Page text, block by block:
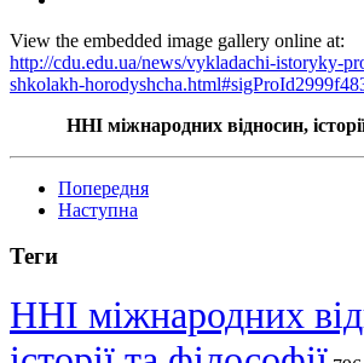
View the embedded image gallery online at:
http://cdu.edu.ua/news/vykladachi-istoryky-
shkolakh-
ННІ міжнародних відносин,
Попередня
Наступна
Теги
ННІ міжнародних